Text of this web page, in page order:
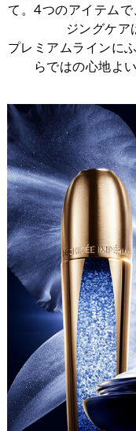
て。4つのアイテムで
ジングケア
プレミアムラインに
らではの心地よ